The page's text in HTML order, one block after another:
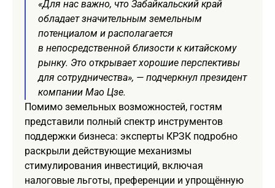
«Для нас важно, что Забайкальский край
обладает значительным земельным
потенциалом и располагается
в непосредственной близости к китайскому
рынку. Это открывает хорошие перспективы
для сотрудничества», — подчеркнул президент
компании Мао Цзе.
Помимо земельных возможностей, гостям
представили полный спектр инструментов
поддержки бизнеса: эксперты КРЗК подробно
раскрыли действующие механизмы
стимулирования инвестиций, включая
налоговые льготы, преференции и упрощённую